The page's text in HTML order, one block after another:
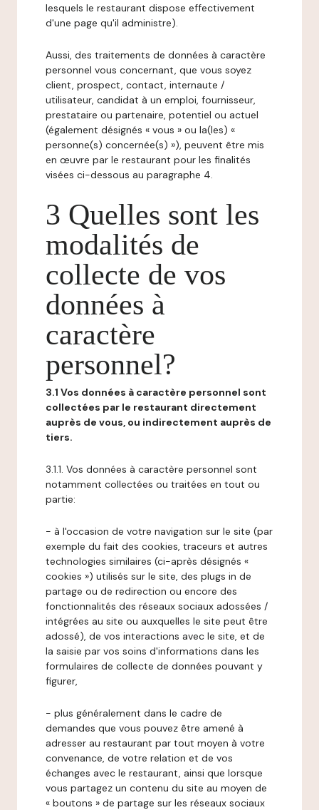
lesquels le restaurant dispose effectivement
d'une page qu'il administre).
Aussi, des traitements de données à caractère
personnel vous concernant, que vous soyez
client, prospect, contact, internaute /
utilisateur, candidat à un emploi, fournisseur,
prestataire ou partenaire, potentiel ou actuel
(également désignés « vous » ou la(les) «
personne(s) concernée(s) »), peuvent être mis
en œuvre par le restaurant pour les finalités
visées ci-dessous au paragraphe 4.
3 Quelles sont les
modalités de
collecte de vos
données à
caractère
personnel?
3.1 Vos données à caractère personnel sont
collectées par le restaurant directement
auprès de vous, ou indirectement auprès de
tiers.
3.1.1. Vos données à caractère personnel sont
notamment collectées ou traitées en tout ou
partie:
- à l'occasion de votre navigation sur le site (par
exemple du fait des cookies, traceurs et autres
technologies similaires (ci-après désignés «
cookies ») utilisés sur le site, des plugs in de
partage ou de redirection ou encore des
fonctionnalités des réseaux sociaux adossées /
intégrées au site ou auxquelles le site peut être
adossé), de vos interactions avec le site, et de
la saisie par vos soins d'informations dans les
formulaires de collecte de données pouvant y
figurer,
- plus généralement dans le cadre de
demandes que vous pouvez être amené à
adresser au restaurant par tout moyen à votre
convenance, de votre relation et de vos
échanges avec le restaurant, ainsi que lorsque
vous partagez un contenu du site au moyen de
« boutons » de partage sur les réseaux sociaux